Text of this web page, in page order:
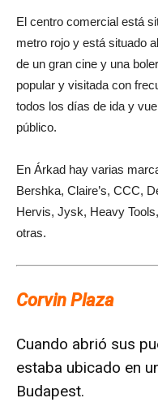
El centro comercial está
metro rojo y está situado
de un gran cine y una
popular y visitada con
todos los días de ida y
público.
En Árkad hay varias
Bershka, Claire’s, CCC,
Hervis, Jysk, Heavy
otras.
Corvin Plaza
Cuando abrió sus
estaba ubicado en
Budapest.